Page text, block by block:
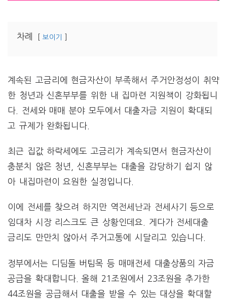
차례 보이기
계속된 고금리에 현금자산이 부족해서 주거안정성이 취약
한 청년과 신혼부부를 위한 내 집마련 지원책이 강화됩니
다. 전세와 매매 분야 모두에서 대출자금 지원이 확대되
고 규제가 완화됩니다.
최근 집값 하락세에도 고금리가 계속되면서 현금자산이
충분치 않은 청년, 신혼부부는 대출을 감당하기 쉽지 않
아 내집마련이 요원한 실정입니다.
이에 전세를 찾으려 하지만 역전세난과 전세사기 등으로
임대차 시장 리스크도 큰 상황인데요. 게다가 전세대출
금리도 만만치 않아서 주거고통에 시달리고 있습니다.
정부에서는 디딤돌 버팀목 등 매매전세 대출상품의 자금
공급을 확대합니다. 올해 21조원에서 23조원을 추가한
44조원을 공급해서 대출을 받을 수 있는 대상을 확대할